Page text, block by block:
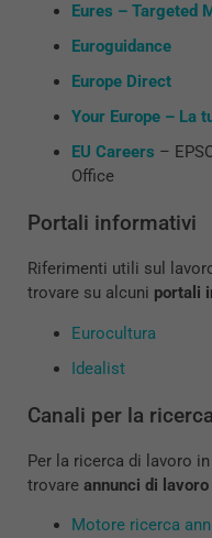
Eures – Targeted
Euroguidance
Europe Direct
Your Europe – La
EU Careers –
Office
Portali informativi
Riferimenti utili sul
trovare su alcuni portali
Eurocultura
Idealist
Canali per la
Per la ricerca di lavoro
trovare annunci di lavoro
Motore ricerca